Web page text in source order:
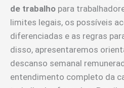
de trabalho para
limites legais, os possíveis
diferenciadas e as regras
disso, apresentaremos
descanso semanal
entendimento completo da